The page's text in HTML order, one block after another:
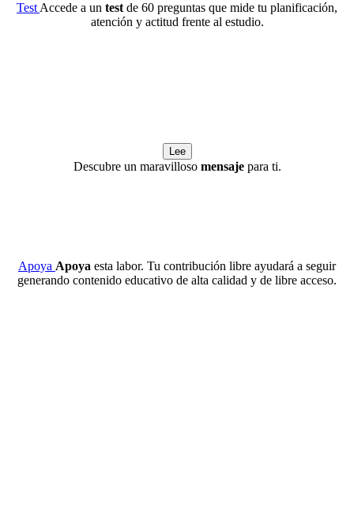
Test Accede a un test de 60 preguntas que mide tu planificación,
atención y actitud frente al estudio.
Lee
Descubre un maravilloso mensajepara ti.
Apoya Apoya esta labor. Tu contribución libre ayudará a seguir
generando contenido educativo de alta calidad y de libre acceso.